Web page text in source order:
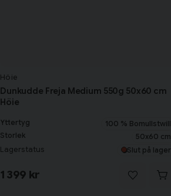
Höie
Dunkudde Freja Medium 550g 50x60 cm
Höie
Yttertyg
100 % Bomullstwill
Storlek
50x60 cm
Lagerstatus Slut på lager
1 399 kr